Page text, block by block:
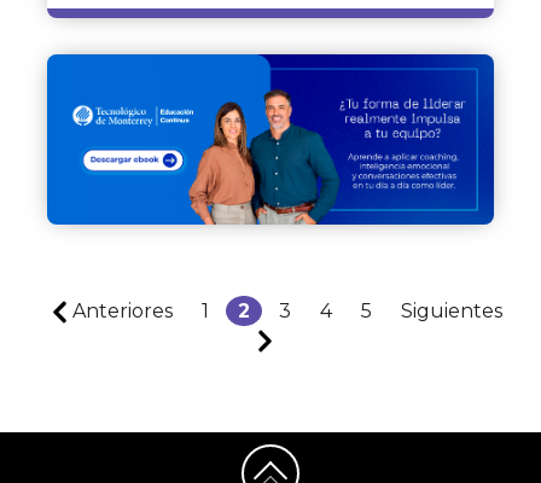
Anteriores 1 2 3 4 5 Siguientes